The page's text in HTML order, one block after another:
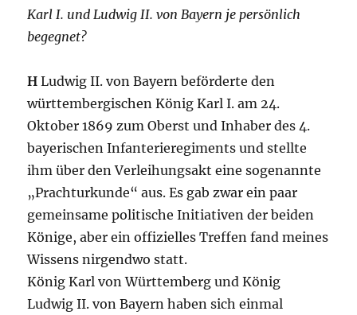
Karl I. und Ludwig II. von Bayern je persönlich
begegnet?
H Ludwig II. von Bayern beförderte den
württembergischen König Karl I. am 24.
Oktober 1869 zum Oberst und Inhaber des 4.
bayerischen Infanterieregiments und stellte
ihm über den Verleihungsakt eine sogenannte
„Prachturkunde“ aus. Es gab zwar ein paar
gemeinsame politische Initiativen der beiden
Könige, aber ein offizielles Treffen fand meines
Wissens nirgendwo statt.
König Karl von Württemberg und König
Ludwig II. von Bayern haben sich einmal